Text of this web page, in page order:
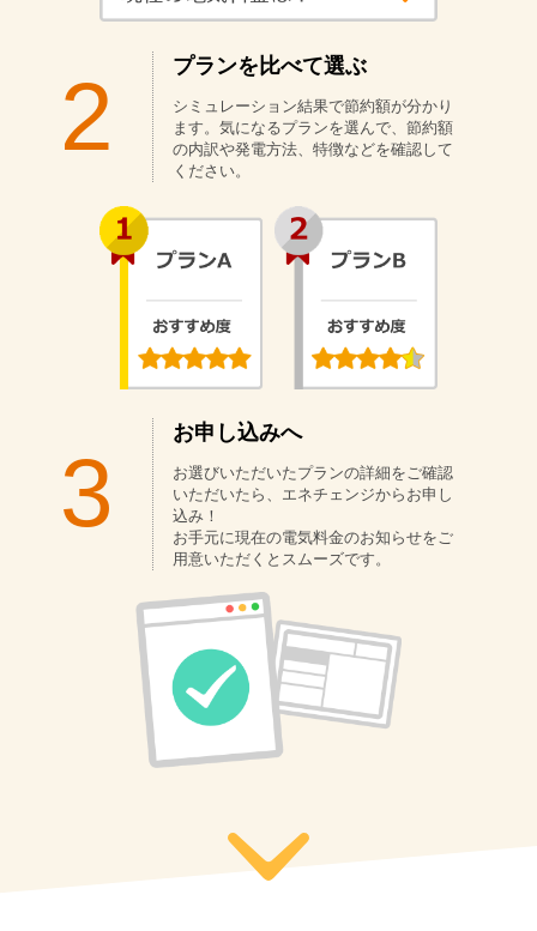
2 プランを比べて選ぶ
シミュレーション結果で節約額が分かり
ます。気になるプランを選んで、節約額
の内訳や発電方法、特徴などを確認して
ください。
3
お申し込みへ
お選びいただいたプランの詳細をご確認
いただいたら、エネチェンジからお申し
込み！
お手元に現在の電気料金のお知らせをご
用意いただくとスムーズです。